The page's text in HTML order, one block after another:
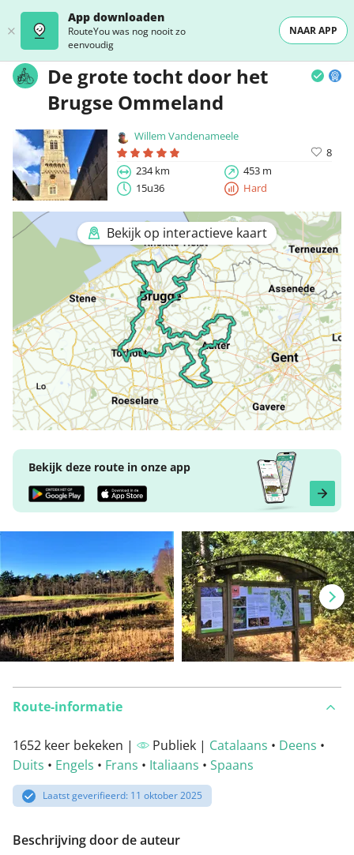
App downloaden
RouteYou was nog nooit zo
eenvoudig
NAAR APP
De grote tocht door het
Brugse Ommeland
Willem Vandenameele
8
234 km
453 m
15u36
Hard
Bekijk op interactieve kaart
Bekijk deze route in onze app
Route-informatie
1652 keer bekeken | Publiek | Catalaans • Deens •
Duits • Engels • Frans • Italiaans • Spaans
Laatst geverifieerd: 11 oktober 2025
Beschrijving door de auteur